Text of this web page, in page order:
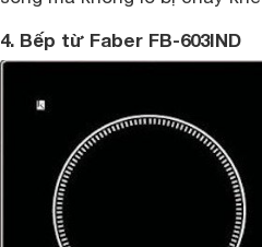
4. Bếp từ Faber FB-603IND